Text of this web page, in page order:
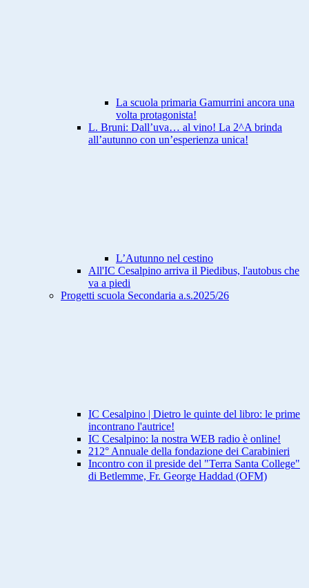
La scuola primaria Gamurrini ancora una
volta protagonista!
L. Bruni: Dall’uva… al vino! La 2^A brinda
all’autunno con un’esperienza unica!
L’Autunno nel cestino
All'IC Cesalpino arriva il Piedibus, l'autobus che
va a piedi
Progetti scuola Secondaria a.s.2025/26
IC Cesalpino | Dietro le quinte del libro: le prime
incontrano l'autrice!
IC Cesalpino: la nostra WEB radio è online!
212° Annuale della fondazione dei Carabinieri
Incontro con il preside del "Terra Santa College"
di Betlemme, Fr. George Haddad (OFM)